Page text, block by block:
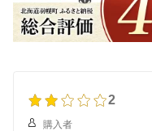
国産豚肉 四元豚 国産 焼
肉 生姜焼き 豚汁 羽幌町
【27004】
お
町
2
購入者